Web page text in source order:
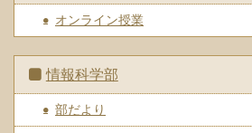
オンライン授業
情報科学部
部だより